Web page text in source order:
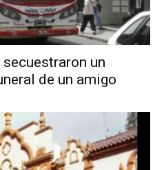
un
de un amigo